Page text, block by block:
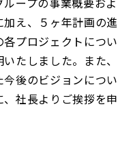
え、５ヶ年計画の進
プロジェクトについ
たしました。また、
後のビジョンについ
社長よりご挨拶を申